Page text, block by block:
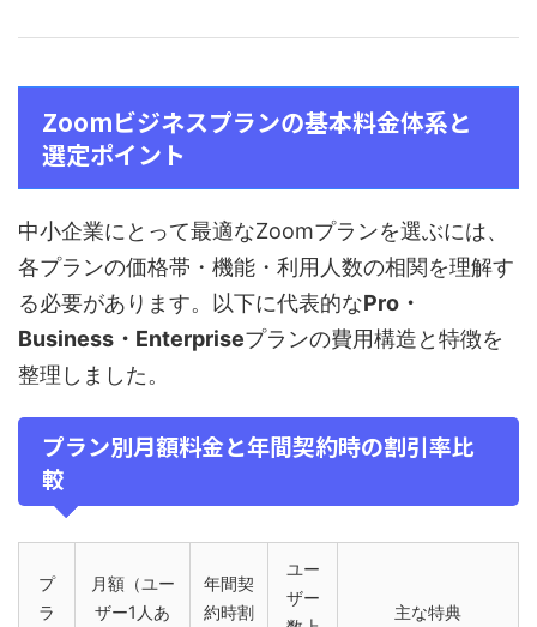
Zoomビジネスプランの基本料金体系と
選定ポイント
中小企業にとって最適なZoomプランを選ぶには、
各プランの価格帯・機能・利用人数の相関を理解す
る必要があります。以下に代表的なPro・
Business・Enterpriseプランの費用構造と特徴を
整理しました。
プラン別月額料金と年間契約時の割引率比
較
プ
ラ
月額（ユー
ザー1人あ
年間契
約時割
ユー
ザー
主な特典